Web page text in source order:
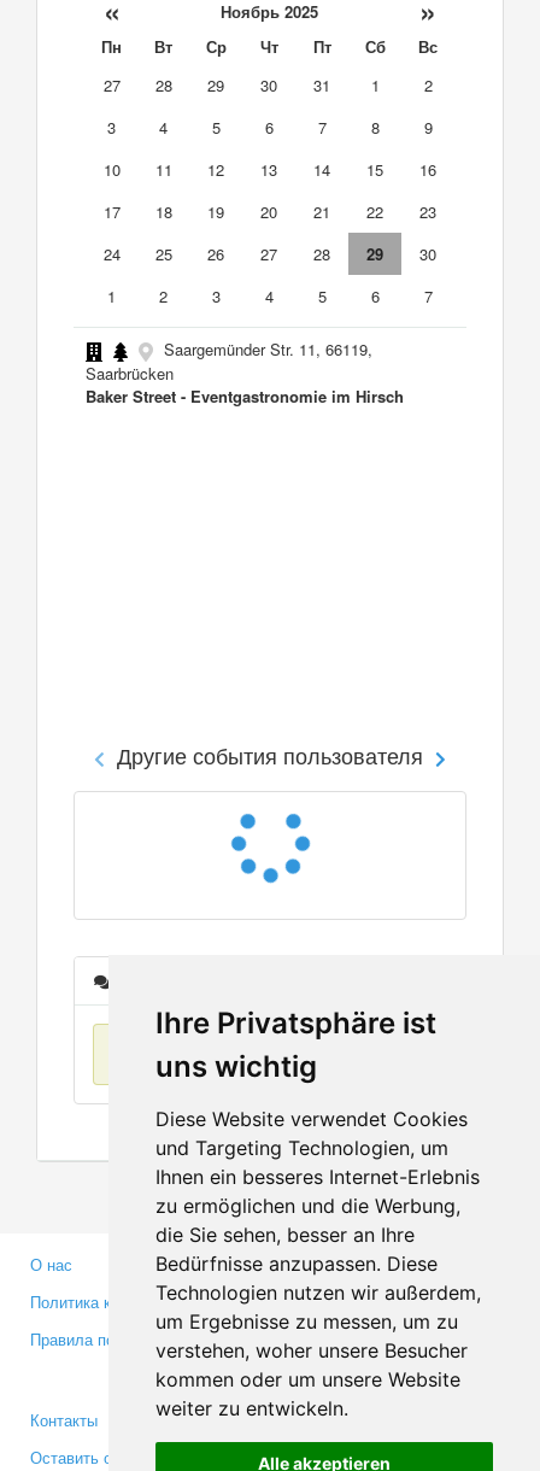
Ihre Privatsphäre ist
uns wichtig
Diese Website verwendet Cookies
und Targeting Technologien, um
Ihnen ein besseres Internet-Erlebnis
zu ermöglichen und die Werbung,
die Sie sehen, besser an Ihre
Bedürfnisse anzupassen. Diese
Technologien nutzen wir außerdem,
um Ergebnisse zu messen, um zu
verstehen, woher unsere Besucher
kommen oder um unsere Website
weiter zu entwickeln.
Alle akzeptieren
« Ноябрь 2025 »
Пн Вт Ср Чт Пт Сб
Вс
27
28 29 30 31 1
2
3
4 5 6 7 8
9
10
11 12 13 14 15
16
17
18 19 20 21 22
23
24
25 26 27 28 29
30
1
2 3 4 5 6 7
Saargemünder Str. 11, 66119,
Saarbrücken
Baker Street - Eventgastronomie im Hirsch
Другие события пользователя
О нас
Политика конфиденциальности
Правила пользования
Партнерам
Инвесторам
Медиа
Контакты
Оставить отзыв
Facebook
Twitter